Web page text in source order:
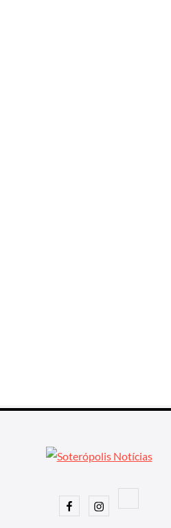
FacebookInstagram